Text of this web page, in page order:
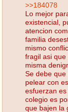
>>184078
Lo mejor
existencial,
atencion
familia
mismo
fragil asi
misma
Se debe
pelear con
esfuerzan
colegio es
que bajen la